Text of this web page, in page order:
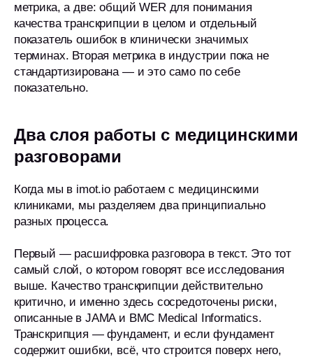
метрика, а две: общий WER для понимания
качества транскрипции в целом и отдельный
показатель ошибок в клинически значимых
терминах. Вторая метрика в индустрии пока не
стандартизирована — и это само по себе
показательно.
Два слоя работы с медицинскими
разговорами
Когда мы в imot.io работаем с медицинскими
клиниками, мы разделяем два принципиально
разных процесса.
Первый — расшифровка разговора в текст. Это тот
самый слой, о котором говорят все исследования
выше. Качество транскрипции действительно
критично, и именно здесь сосредоточены риски,
описанные в JAMA и BMC Medical Informatics.
Транскрипция — фундамент, и если фундамент
содержит ошибки, всё, что строится поверх него,